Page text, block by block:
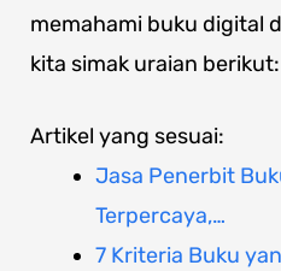
memahami buku digital
kita simak uraian berikut:
Artikel yang sesuai:
Jasa Penerbit
Terpercaya,…
7 Kriteria Buku